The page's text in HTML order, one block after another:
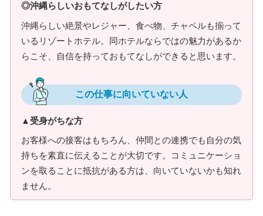
◎沖縄らしいおもてなしがしたい方
沖縄らしい絶景やレジャー、食べ物、チャペルも揃って
いるリゾートホテル。同ホテルならではの魅力があるか
らこそ、自信を持っておもてなしができると思います。
この仕事に向いていない人
▲受身がちな方
お客様への接客はもちろん、仲間との連携でも自分の気
持ちを素直に伝えることが大切です。コミュニケーショ
ンを取ることに抵抗がある方は、向いていないかも知れ
ません。